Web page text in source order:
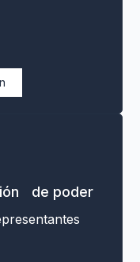
de poder